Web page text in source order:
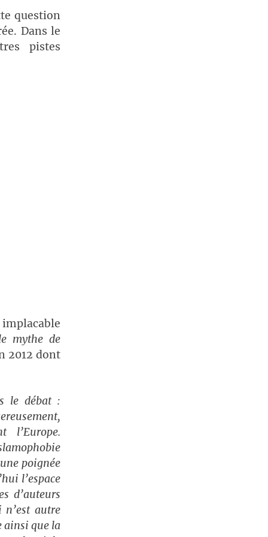
question
Dans le
pistes
mythe de
2012 dont
le débat :
l’Europe.
poignée
l’espace
d’auteurs
n’est autre
ainsi que la